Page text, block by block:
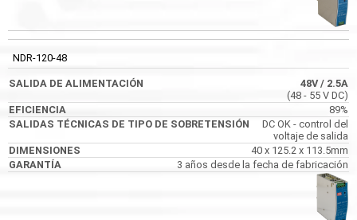
NDR-120-48
48V/ 2.5A
(48 - 55 V DC)
89%
DC OK - control del
voltaje de salida
40 x 125.2 x 113.5mm
3 años desde la fecha de fabricación